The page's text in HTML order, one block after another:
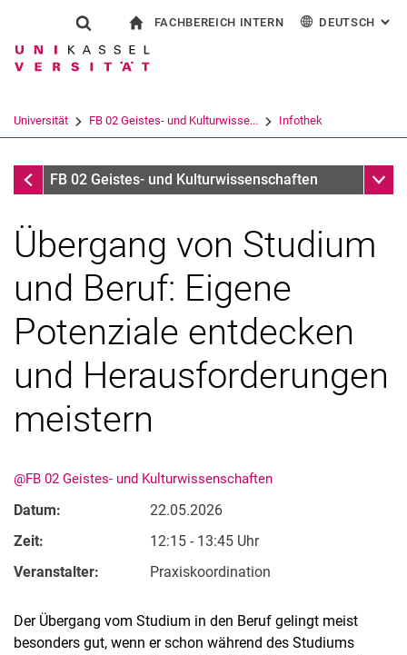
Springe direkt zu: Inhalt
Springe direkt zu: Suche
Springe direkt zu:
Suchformular
Suchbegriff
Suchen (öffnet externen Link in einem
FACHBEREICH INTERN DEUTSCH :
Universität FB 02 Geistes- und Kulturwisse... Infothek
InfothekFB 02 Geistes- und Kulturwissenschaften
Übergang von Studium
und Beruf: Eigene
Potenziale entdecken
und Herausforderungen
meistern
@FB 02 Geistes- und Kulturwissenschaften
Datum:
22.05.2026
Zeit:
12:15 - 13:45 Uhr
Veranstalter:
Praxiskoordination
Der Übergang vom Studium in den Beruf gelingt meist
besonders gut, wenn er schon während des Studiums